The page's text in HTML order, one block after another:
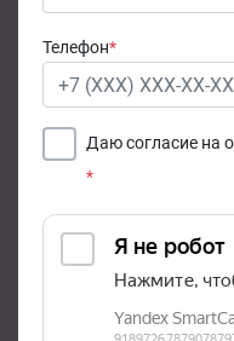
Телефон*
Даю согласие на
*